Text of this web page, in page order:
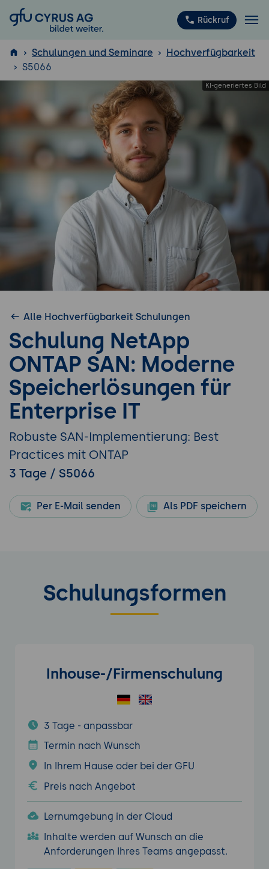
GFU Cyrus AG Rückruf
ISTQB ®
Schulungen und Seminare
Hochverfügbarkeit
S5066
Alle Hochverfügbarkeit Schulungen
Schulung NetApp
ONTAP SAN: Moderne
Speicherlösungen für
Enterprise IT
Robuste SAN-Implementierung: Best
Practices mit ONTAP
3 Tage / S5066
Per E-Mail senden Als PDF speichern
Schulungsformen
Inhouse-/Firmenschulung
3 Tage - anpassbar
Termin nach Wunsch
In Ihrem Hause oder bei der GFU
Preis nach Angebot
Lernumgebung in der Cloud
Inhalte werden auf Wunsch an die
Anforderungen Ihres Teams angepasst.